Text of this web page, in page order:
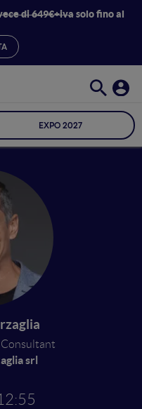
di 649€+ivasolo fino al
EXPO 2027
Consultant
srl